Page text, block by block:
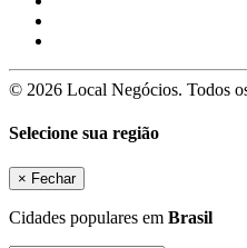
© 2026 Local Negócios. Todos
Selecione sua região
× Fechar
Cidades populares em Brasil